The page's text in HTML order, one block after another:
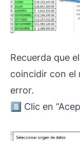
Recuerda que
coincidir con el
error.
8️⃣ Clic en